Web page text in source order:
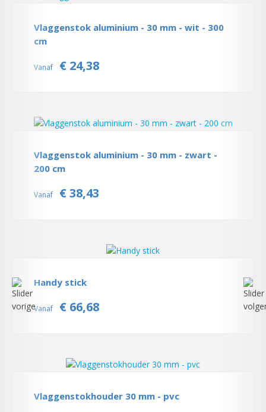
Vlaggenstok aluminium - 30 mm - wit - 300
cm
Vanaf € 24,38
Vlaggenstok aluminium - 30 mm - zwart -
200 cm
Vanaf € 38,43
Handy stick
Vanaf € 66,68
Vlaggenstokhouder 30 mm - pvc